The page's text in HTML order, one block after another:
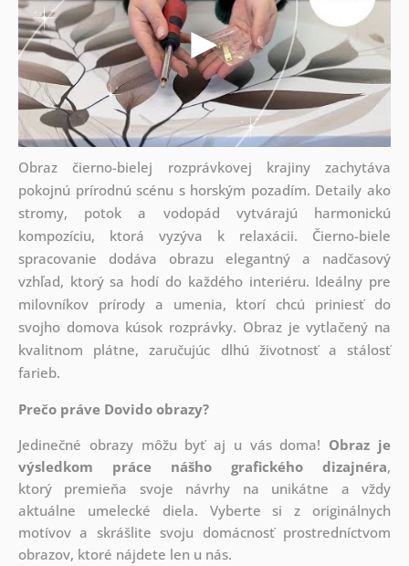
Obraz čierno-bielej rozprávkovej krajiny zachytáva
pokojnú prírodnú scénu s horským pozadím. Detaily ako
stromy, potok a vodopád vytvárajú harmonickú
kompozíciu, ktorá vyzýva k relaxácii. Čierno-biele
spracovanie dodáva obrazu elegantný a nadčasový
vzhľad, ktorý sa hodí do každého interiéru. Ideálny pre
milovníkov prírody a umenia, ktorí chcú priniesť do
svojho domova kúsok rozprávky. Obraz je vytlačený na
kvalitnom plátne, zaručujúc dlhú životnosť a stálosť
farieb.
Prečo práve Dovido obrazy?
Jedinečné obrazy môžu byť aj u vás doma! Obraz je
výsledkom práce nášho grafického dizajnéra,
ktorý premieňa svoje návrhy na unikátne a vždy
aktuálne umelecké diela. Vyberte si z originálnych
motívov a skrášlite svoju domácnosť prostredníctvom
obrazov, ktoré nájdete len u nás.